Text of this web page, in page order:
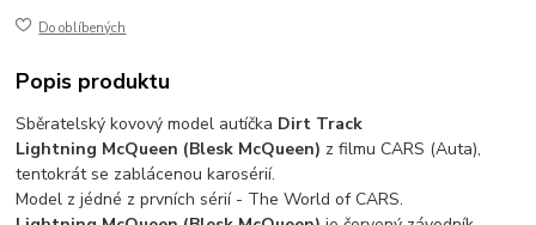
Do oblíbených
Popis produktu
Sběratelský kovový model autíčka Dirt Track
Lightning McQueen (Blesk McQueen) z filmu CARS (Auta),
tentokrát se zablácenou karosérií.
Model z jédné z prvních sérií - The World of CARS.